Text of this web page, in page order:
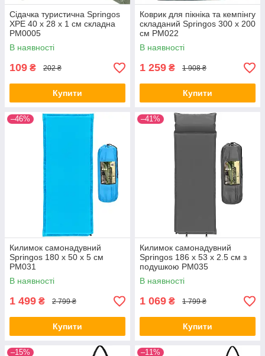
Сідачка туристична Springos
XPE 40 x 28 x 1 см складна
PM0005
В наявності
109 ₴ 202 ₴
Купити
Коврик для пікніка та кемпінгу
складаний Springos 300 x 200
см PM022
В наявності
1 259 ₴ 1 908 ₴
Купити
–46%
Килимок самонадувний
Springos 180 x 50 x 5 см
PM031
В наявності
1 499 ₴ 2 799 ₴
Купити
–41%
Килимок самонадувний
Springos 186 x 53 x 2.5 см з
подушкою PM035
В наявності
1 069 ₴ 1 799 ₴
Купити
–15% –11%